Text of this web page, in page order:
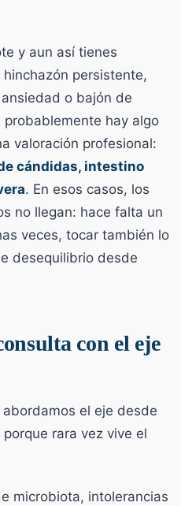
y aun así tienes
persistente,
o bajón de
hay algo
valoración profesional:
cándidas, intestino
. En esos casos, los
no llegan: hace falta un
veces, tocar también lo
desequilibrio desde
con el eje
abordamos el eje desde
rara vez vive el
microbiota, intolerancias